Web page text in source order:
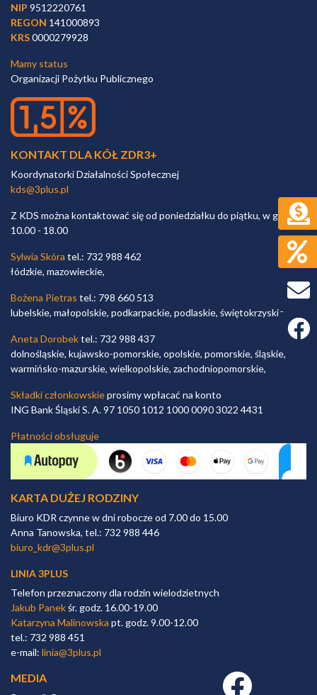
NIP 9512220761
REGON 141000893
KRS0000279928
Mamy status
Organizacji Pożytku Publicznego
KONTAKT DLA KÓŁ ZDR3+
Koordynatorki Działalności Społecznej
kds@3plus.pl
Z KDS można kontaktować się od poniedziałku do piątku, w godz.
10.00 - 18.00
Sylwia Skóra tel.: 732 988 462
łódzkie, mazowieckie,
Bożena Pietras tel.: 798 660 513
lubelskie, małopolskie, podkarpackie, podlaskie, świętokrzyskie,
Aneta Dorobektel.: 732 988 437
dolnośląskie, kujawsko-pomorskie, opolskie, pomorskie, śląskie,
warmińsko-mazurskie, wielkopolskie, zachodniopomorskie,
Składki członkowskieprosimy wpłacać na konto
ING Bank Śląski S. A. 97 1050 1012 1000 0090 3022 4431
Płatności obsługuje
KARTA DUŻEJ RODZINY
Biuro KDR czynne w dni robocze od 7.00 do 15.00
Anna Tanowska, tel.: 732 988 446
biuro_kdr@3plus.pl
LINIA 3PLUS
Telefon przeznaczony dla rodzin wielodzietnych
Jakub Panekśr. godz. 16.00-19.00
Katarzyna Malinowska pt. godz. 9.00-12.00
tel.: 732 988 451
e-mail: linia@3plus.pl
MEDIA Facebook link